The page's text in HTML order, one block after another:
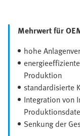
Mehrwert für
hohe
Produktion
standardisierte
Integration von
Senkung der